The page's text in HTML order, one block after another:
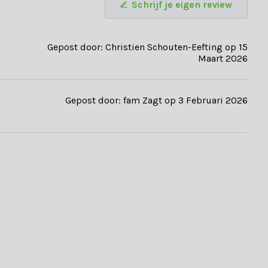
loungestoelen . Profiteer daarnaast ook van:
Schrijf je eigen review
Gepost door: Christien Schouten-Eefting op 15
Maart 2026
Gepost door: fam Zagt op 3 Februari 2026